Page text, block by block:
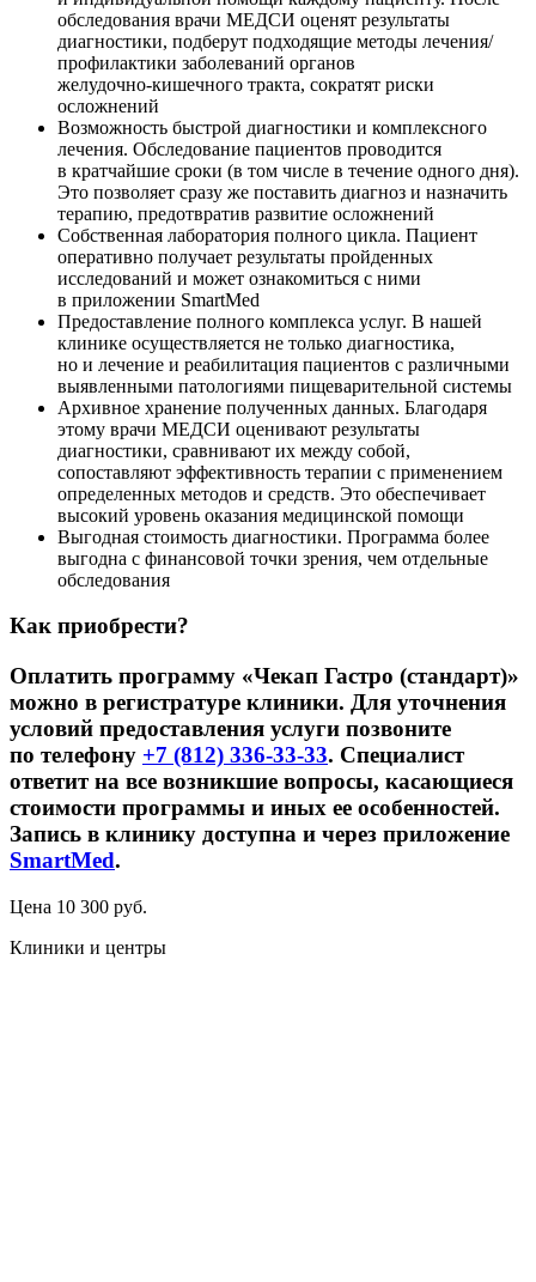
обследования врачи МЕДСИ оценят результаты
диагностики, подберут подходящие методы лечения/
профилактики заболеваний органов
желудочно-кишечного тракта, сократят риски
осложнений
Возможность быстрой диагностики и комплексного
лечения. Обследование пациентов проводится
в кратчайшие сроки (в том числе в течение одного дня).
Это позволяет сразу же поставить диагноз и назначить
терапию, предотвратив развитие осложнений
Собственная лаборатория полного цикла. Пациент
оперативно получает результаты пройденных
исследований и может ознакомиться с ними
в приложении SmartMed
Предоставление полного комплекса услуг. В нашей
клинике осуществляется не только диагностика,
но и лечение и реабилитация пациентов с различными
выявленными патологиями пищеварительной системы
Архивное хранение полученных данных. Благодаря
этому врачи МЕДСИ оценивают результаты
диагностики, сравнивают их между собой,
сопоставляют эффективность терапии с применением
определенных методов и средств. Это обеспечивает
высокий уровень оказания медицинской помощи
Выгодная стоимость диагностики. Программа более
выгодна с финансовой точки зрения, чем отдельные
обследования
Как приобрести?
Оплатить программу «Чекап Гастро (стандарт)»
можно в регистратуре клиники. Для уточнения
условий предоставления услуги позвоните
по телефону +7 (812) 336-33-33. Специалист
ответит на все возникшие вопросы, касающиеся
стоимости программы и иных ее особенностей.
Запись в клинику доступна и через приложение
SmartMed.
Цена 10 300 руб.
Клиники и центры